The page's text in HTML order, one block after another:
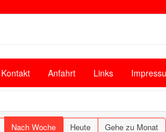
Kontakt Anfahrt Links
Nach Woche Heute Gehe zu Monat